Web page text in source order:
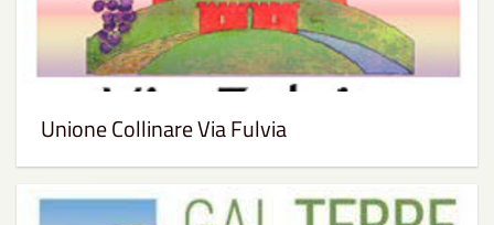
Unione Collinare Via Fulvia